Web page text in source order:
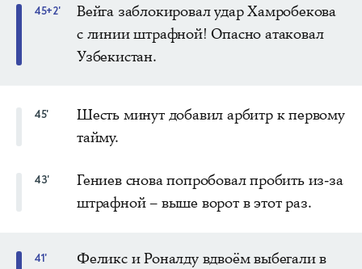
45+2'
Вейга заблокировал удар Хамробекова
с линии штрафной! Опасно атаковал
Узбекистан.
45'
Шесть минут добавил арбитр к первому
тайму.
43'
Гениев снова попробовал пробить из-за
штрафной – выше ворот в этот раз.
41'
Феликс и Роналду вдвоём выбегали в